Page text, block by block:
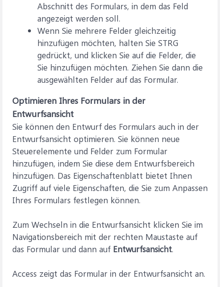
Abschnitt des Formulars, in dem das Feld
angezeigt werden soll.
Wenn Sie mehrere Felder gleichzeitig
hinzufügen möchten, halten Sie STRG
gedrückt, und klicken Sie auf die Felder, die
Sie hinzufügen möchten. Ziehen Sie dann die
ausgewählten Felder auf das Formular.
Optimieren Ihres Formulars in der
Entwurfsansicht
Sie können den Entwurf des Formulars auch in der
Entwurfsansicht optimieren. Sie können neue
Steuerelemente und Felder zum Formular
hinzufügen, indem Sie diese dem Entwurfsbereich
hinzufügen. Das Eigenschaftenblatt bietet Ihnen
Zugriff auf viele Eigenschaften, die Sie zum Anpassen
Ihres Formulars festlegen können.
Zum Wechseln in die Entwurfsansicht klicken Sie im
Navigationsbereich mit der rechten Maustaste auf
das Formular und dann auf Entwurfsansicht.
Access zeigt das Formular in der Entwurfsansicht an.